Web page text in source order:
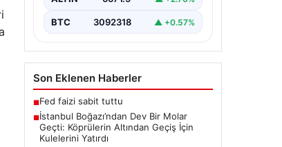
batık…
BTC 3092318 ▲ +0.57%
Son Eklenen Haberler
■Fed faizi sabit tuttu
■İstanbul Boğazı’ndan Dev Bir Molar
Geçti: Köprülerin Altından Geçiş İçin
Kulelerini Yatırdı